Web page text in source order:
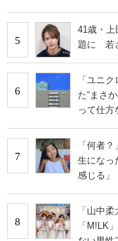
5
41歳・上
題に 若
6
「ユニ
た“まさ
って仕方
7
「何者
生になっ
感じる」
8
「山中
「M!LK